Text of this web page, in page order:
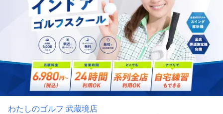
わたしのゴルフ 武蔵境店